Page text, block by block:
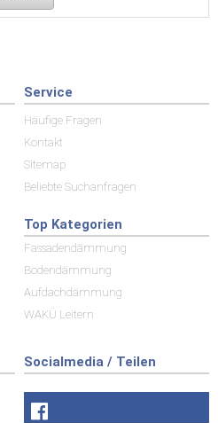
Service
Häufige Fragen
Kontakt
Sitemap
Beliebte Suchanfragen
Top Kategorien
Fassadendämmung
Bodendämmung
Aufdachdämmung
WAKÜ Leitern
Socialmedia / Teilen